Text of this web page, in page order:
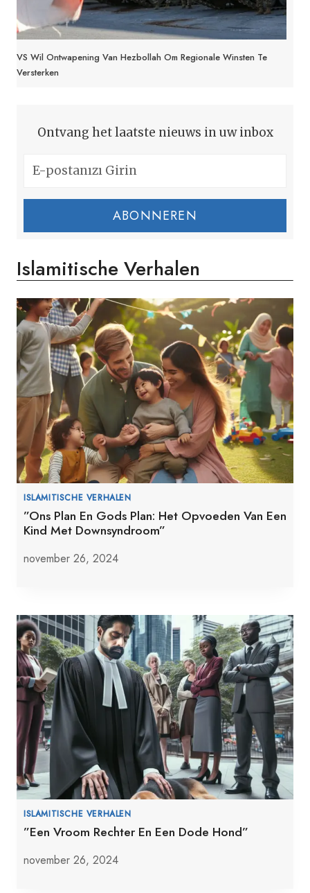
VS Wil Ontwapening Van Hezbollah Om Regionale Winsten Te
Versterken
Ontvang het laatste nieuws in uw inbox
ABONNEREN
Islamitische Verhalen
ISLAMITISCHE VERHALEN
”Ons Plan En Gods Plan: Het Opvoeden Van Een
Kind Met Downsyndroom”
november 26, 2024
ISLAMITISCHE VERHALEN
”Een Vroom Rechter En Een Dode Hond”
november 26, 2024